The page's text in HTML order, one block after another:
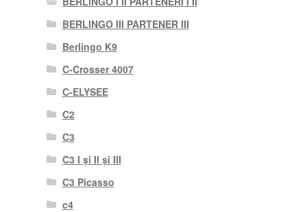
BERLINGO III PARTENER III
Berlingo K9
C-Crosser 4007
C-ELYSEE
C2
C3
C3 I și II și III
C3 Picasso
c4